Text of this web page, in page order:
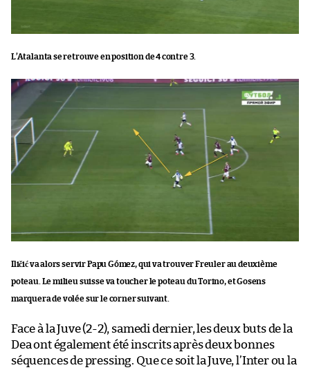
L’Atalanta se retrouve en position de 4 contre 3.
Iličić va alors servir Papu Gómez, qui va trouver Freuler au deuxième
poteau. Le milieu suisse va toucher le poteau du Torino, et Gosens
marquera de volée sur le corner suivant.
Face à la Juve (2-2), samedi dernier, les deux buts de la
Dea ont également été inscrits après deux bonnes
séquences de pressing. Que ce soit la Juve, l’Inter ou la